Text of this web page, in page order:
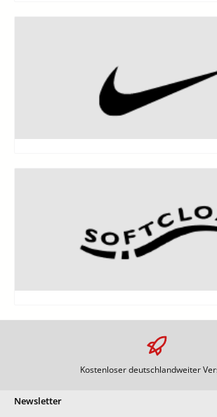
Kostenloser deutschlandweiter
Newsletter